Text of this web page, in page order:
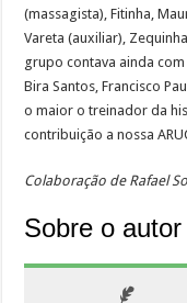
(massagista), Fitinha,
Vareta (auxiliar),
grupo contava ainda
Bira Santos, Francisco
o maior o treinador da
contribuição a nossa
Colaboração de Rafael
Sobre o autor